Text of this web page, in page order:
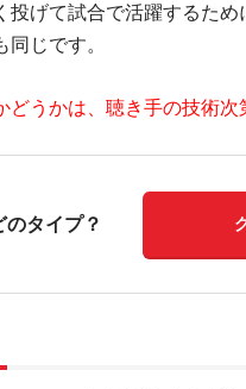
投げて試合で活躍するた
じです。
どうかは、聴き手の技術次
タイプ？